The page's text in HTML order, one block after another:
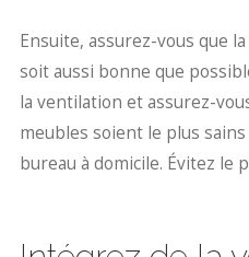
Ensuite, assurez-vous que la
soit aussi bonne que
la ventilation et assurez-
meubles soient le plus
bureau à domicile. Évitez le